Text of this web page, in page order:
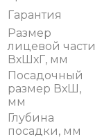
Гарантия
Размер
лицевой части
ВхШхГ, мм
Посадочный
размер ВхШ,
мм
Глубина
посадки, мм